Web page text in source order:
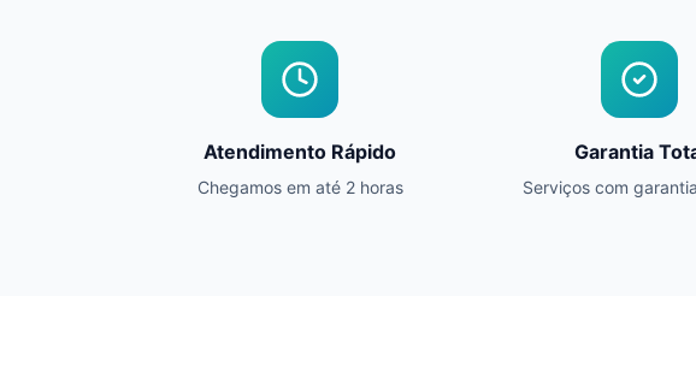
Atendimento Rápido
Chegamos em até 2 horas
Garantia
Serviços com